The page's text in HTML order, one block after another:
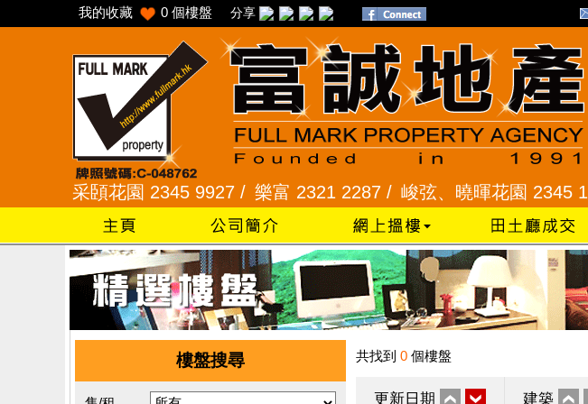
我的收藏 0 個樓盤 分享
采頣花園 2345 9927 /樂富 2321 2287 /峻弦、曉暉花園 2345 1286 /
樓盤搜尋 共找到 0 個樓盤
更新日期 建築